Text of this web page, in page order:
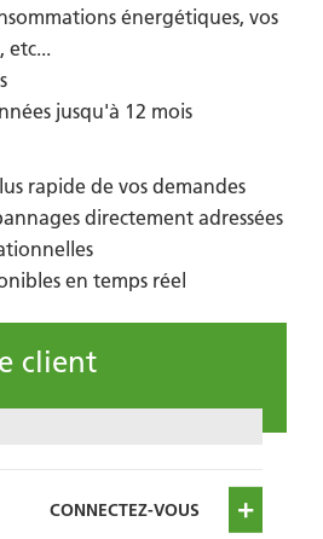
énergétiques, vos
etc...
jusqu'à 12 mois
rapide de vos demandes
directement adressées
en temps réel
client
CONNECTEZ-VOUS